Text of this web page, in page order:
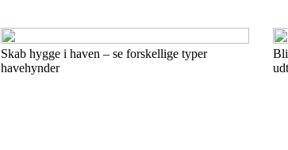
Skab hygge i haven – se forskellige typer
havehynder